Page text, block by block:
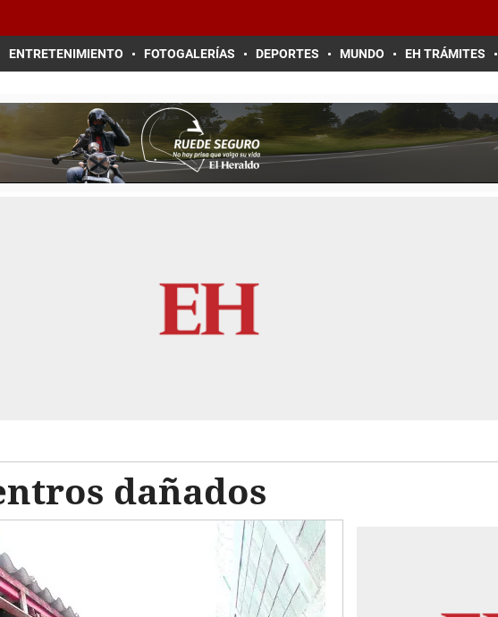
ENTRETENIMIENTO FOTOGALERÍAS DEPORTES MUNDO EH TRÁMITES
dañados